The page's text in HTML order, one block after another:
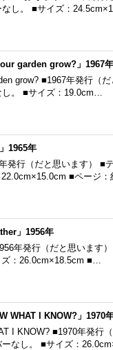
なし。 ■サイズ：
garden grow?」1967年
grow? ■1967年発行（
し。 ■サイズ：19.0cm…
1965年
発行（だと思います） ■
■ページ
」1956年
年発行（だと思います
ズ：26.0cm×18.5cm ■…
WHAT I KNOW?」1970
I KNOW? ■1970年発行
なし。 ■サイズ：